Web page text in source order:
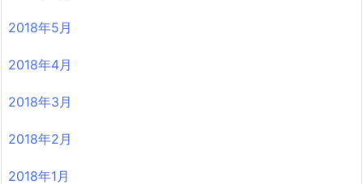
2018年5月
2018年4月
2018年3月
2018年2月
2018年1月